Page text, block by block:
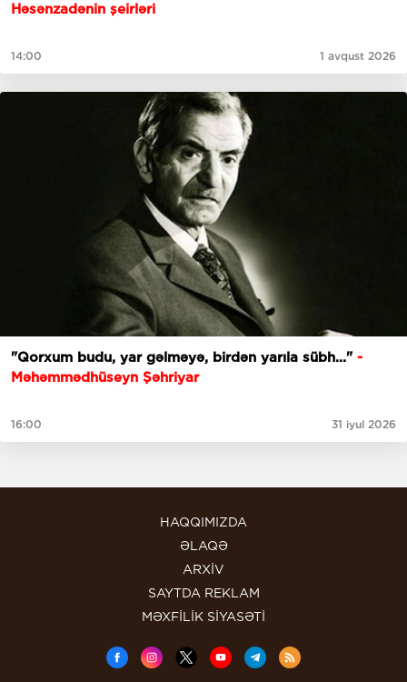
Həsənzadənin şeirləri
14:00 1 avqust 2026
"Qorxum budu, yar gəlməyə, birdən yarıla sübh..."-
Məhəmmədhüseyn Şəhriyar
16:00 31 iyul 2026
HAQQIMIZDA
ƏLAQƏ
ARXİV
SAYTDA REKLAM
MƏXFİLİK SİYASƏTİ